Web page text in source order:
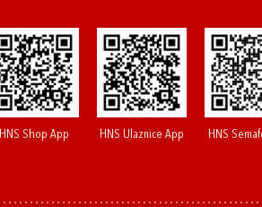
HNS Shop App HNS Ulaznice App HNS